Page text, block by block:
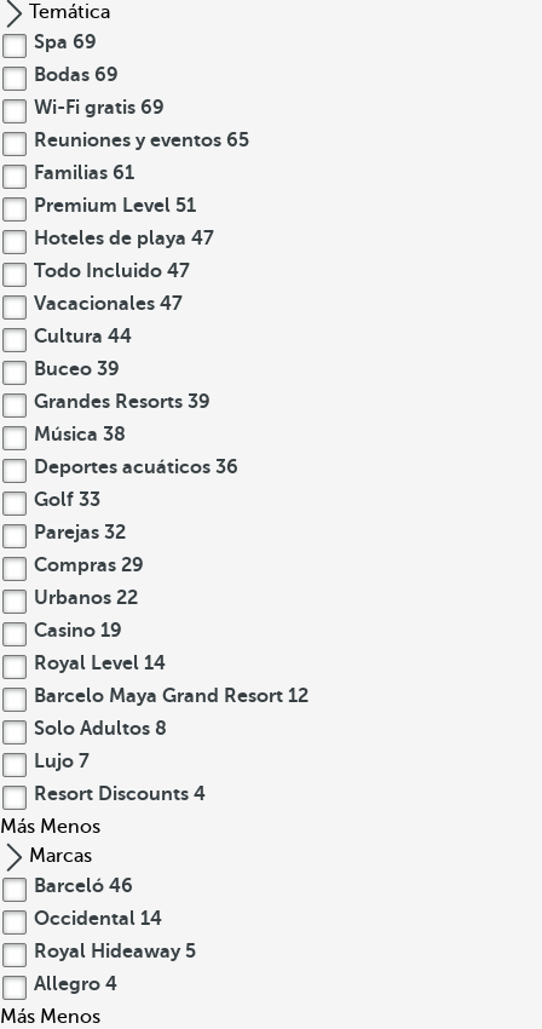
Temática
Spa 69
Bodas 69
Wi-Fi gratis 69
Reuniones y eventos 65
Familias 61
Premium Level 51
Hoteles de playa 47
Todo Incluido 47
Vacacionales 47
Cultura 44
Buceo 39
Grandes Resorts 39
Música 38
Deportes acuáticos 36
Golf 33
Parejas 32
Compras 29
Urbanos 22
Casino 19
Royal Level 14
Barcelo Maya Grand Resort 12
Solo Adultos 8
Lujo 7
Resort Discounts 4
Más Menos
Marcas
Barceló 46
Occidental 14
Royal Hideaway 5
Allegro 4
Más Menos